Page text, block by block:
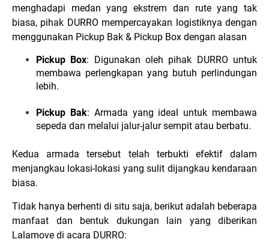
menghadapi medan yang ekstrem dan rute yang tak
biasa, pihak DURRO mempercayakan logistiknya dengan
menggunakan Pickup Bak & Pickup Box dengan alasan
Pickup Box: Digunakan oleh pihak DURRO untuk
membawa perlengkapan yang butuh perlindungan
lebih.
Pickup Bak: Armada yang ideal untuk membawa
sepeda dan melalui jalur-jalur sempit atau berbatu.
Kedua armada tersebut telah terbukti efektif dalam
menjangkau lokasi-lokasi yang sulit dijangkau kendaraan
biasa.
Tidak hanya berhenti di situ saja, berikut adalah beberapa
manfaat dan bentuk dukungan lain yang diberikan
Lalamove di acara DURRO: